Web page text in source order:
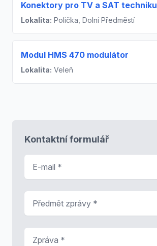
Konektory pro TV a SAT techniku
Lokalita: Polička, Dolní Předměstí
Modul HMS 470 modulátor
Lokalita: Veleň
Kontaktní formulář